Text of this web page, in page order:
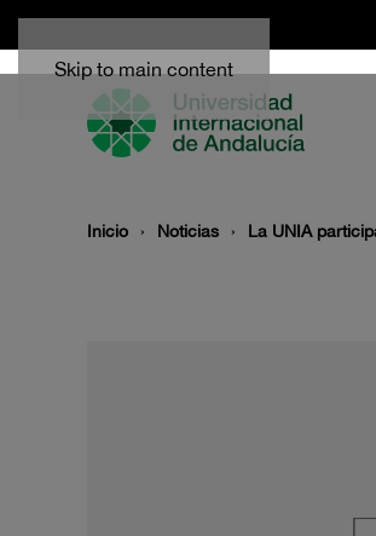
Skip to main content
Inicio Noticias La UNIA